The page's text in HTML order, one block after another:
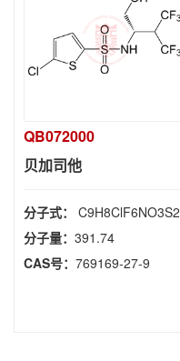
QB072000
贝加司他
分子式： C9H8ClF6NO3S2
分子量： 391.74
CAS号： 769169-27-9